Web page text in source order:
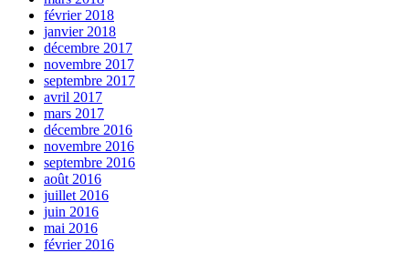
février 2018
janvier 2018
décembre 2017
novembre 2017
septembre 2017
avril 2017
mars 2017
décembre 2016
novembre 2016
septembre 2016
août 2016
juillet 2016
juin 2016
mai 2016
février 2016